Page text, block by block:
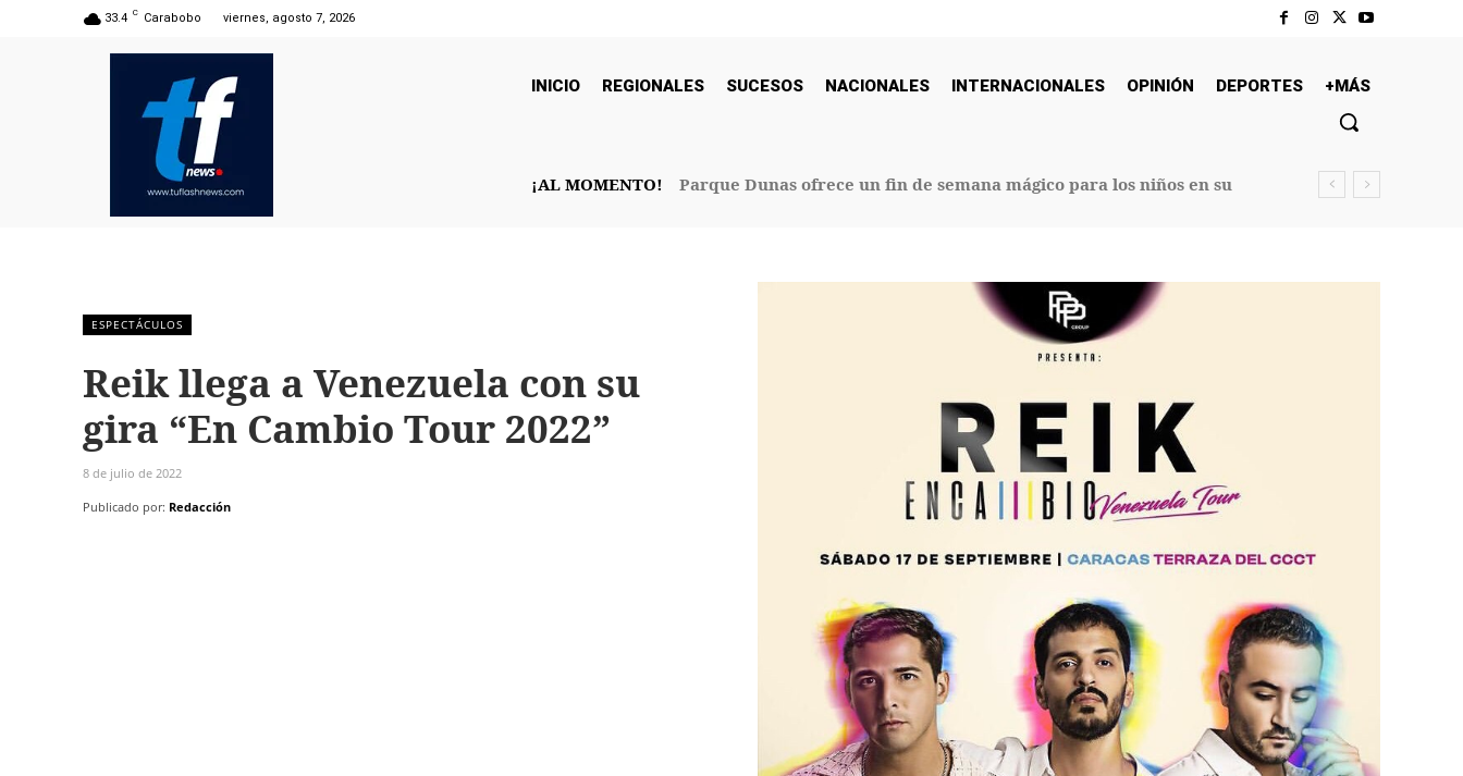
33.4 C Carabobo viernes, agosto 7, 2026
INICIO REGIONALES SUCESOS NACIONALES INTERNACIONALES OPINIÓN DEPORTES +MÁS
¡AL MOMENTO!
Parque Dunas ofrece un fin de semana mágico para los niños en su
ESPECTÁCULOS
Reik llega a Venezuela con su
gira “En Cambio Tour 2022”
8 de julio de 2022
Publicado por: Redacción